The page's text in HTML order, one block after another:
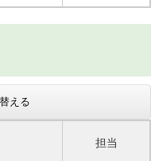
える
担当